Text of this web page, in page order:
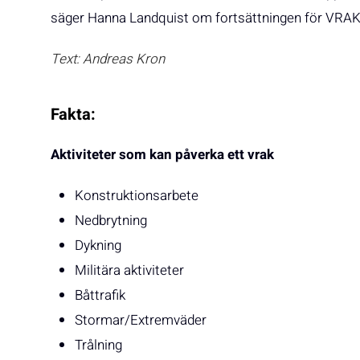
säger Hanna Landquist om fortsättningen för
Text: Andreas Kron
Fakta:
Aktiviteter som kan påverka ett vrak
Konstruktionsarbete
Nedbrytning
Dykning
Militära aktiviteter
Båttrafik
Stormar/Extremväder
Trålning